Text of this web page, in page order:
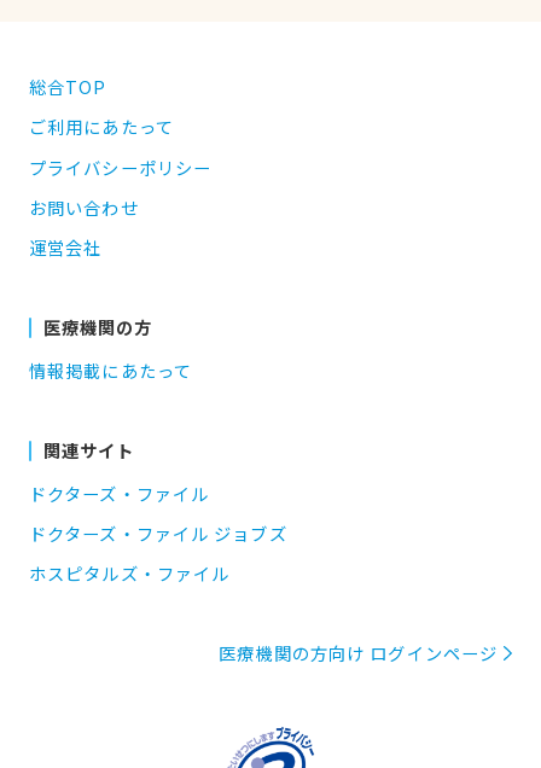
総合TOP
ご利用にあたって
プライバシーポリシー
お問い合わせ
運営会社
医療機関の方
情報掲載にあたって
関連サイト
ドクターズ・ファイル
ドクターズ・ファイル ジョブズ
ホスピタルズ・ファイル
医療機関の方向け ログインページ